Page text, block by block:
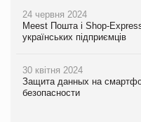
24 червня 2024
Meest Пошта і Shop-
українських підприємців
30 квітня 2024
Защита данных на
безопасности